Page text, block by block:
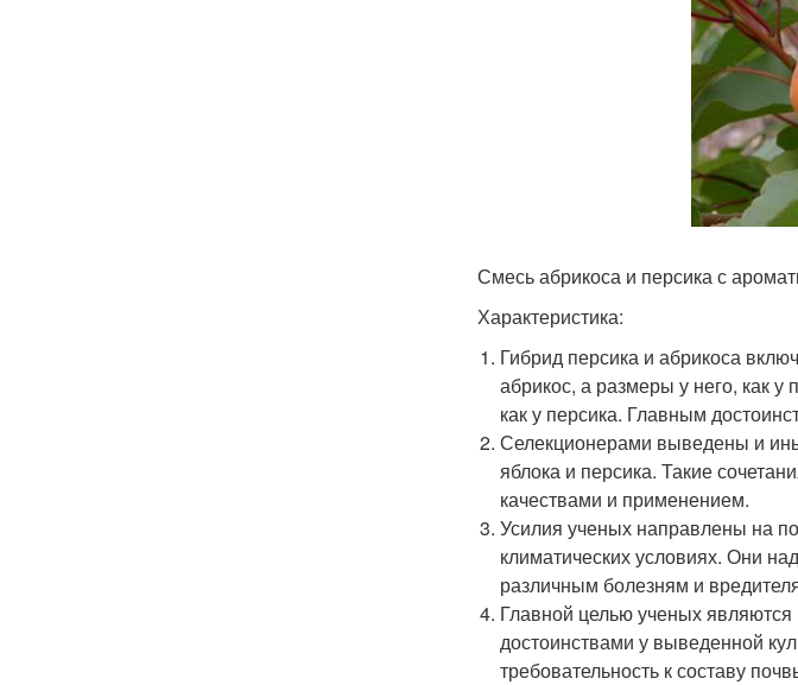
Смесь абрикоса и персика с
Характеристика:
Гибрид персика и абрикоса
абрикос, а размеры у него, как
как у персика. Главным
Селекционерами выведены и
яблока и персика. Такие
качествами и применением.
Усилия ученых направлены на
климатических условиях. Они
различным болезням и
Главной целью ученых
достоинствами у выведенной
требовательность к составу